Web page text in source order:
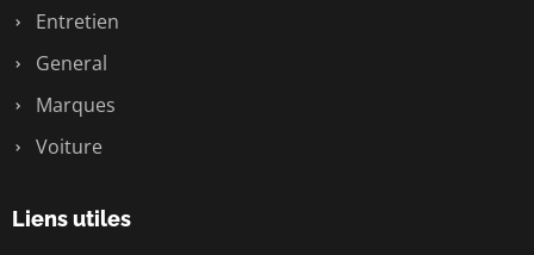
Entretien
General
Marques
Voiture
Liens utiles